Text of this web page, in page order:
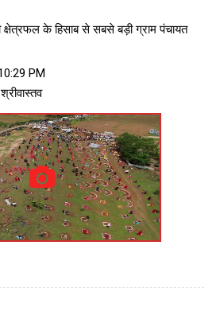
के हिसाब से सबसे बड़ी ग्राम पंचायत
PM